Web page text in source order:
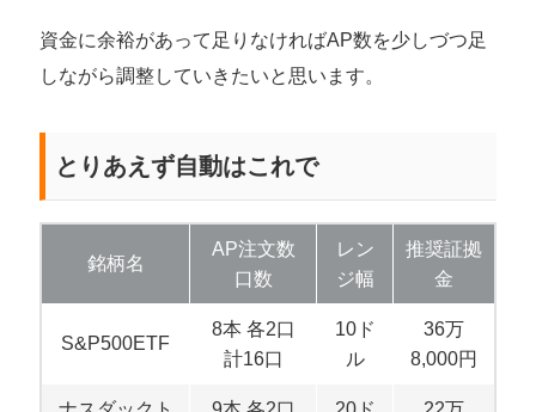
資金に余裕があって足りなければAP数を少しづつ足
しながら調整していきたいと思います。
とりあえず自動はこれで
銘柄名
AP注文数
口数
レン
ジ幅
推奨証拠
金
S&P500ETF
8本 各2口
計16口
10ド
ル
36万
8,000円